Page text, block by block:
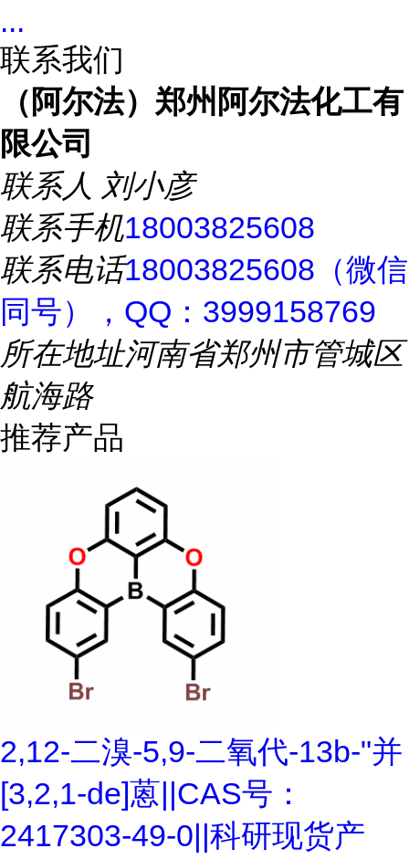
...
联系我们
（阿尔法）郑州阿尔法化工有
限公司
联系人 刘小彦
联系手机18003825608
联系电话18003825608（微信
同号），QQ：3999158769
所在地址河南省郑州市管城区
航海路
推荐产品
2,12-二溴-5,9-二氧代-13b-"并
[3,2,1-de]蒽||CAS号：
2417303-49-0||科研现货产